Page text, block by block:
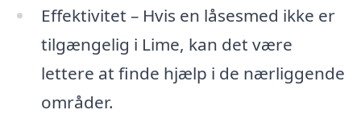
Effektivitet – Hvis en låsesmed ikke er
tilgængelig i Lime, kan det være
lettere at finde hjælp i de nærliggende
områder.